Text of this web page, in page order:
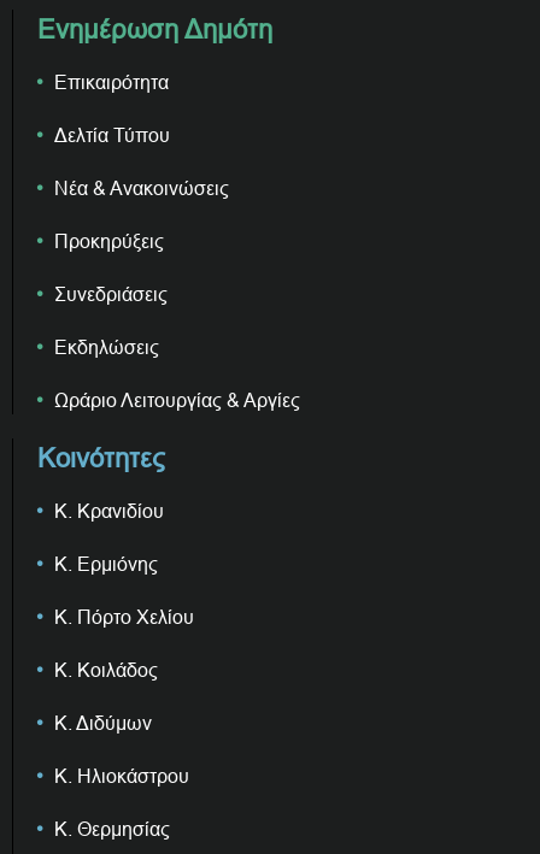
Ενημέρωση Δημότη
Επικαιρότητα
Δελτία Τύπου
Νέα & Ανακοινώσεις
Προκηρύξεις
Συνεδριάσεις
Εκδηλώσεις
Ωράριο Λειτουργίας & Αργίες
Κοινότητες
Κ. Κρανιδίου
Κ. Ερμιόνης
Κ. Πόρτο Χελίου
Κ. Κοιλάδος
Κ. Διδύμων
Κ. Ηλιοκάστρου
Κ. Θερμησίας